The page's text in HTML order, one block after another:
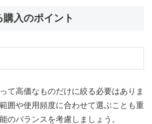
入のポイント
て高価なものだけに絞る必要はありま
囲や使用頻度に合わせて選ぶことも重
のバランスを考慮しましょう。